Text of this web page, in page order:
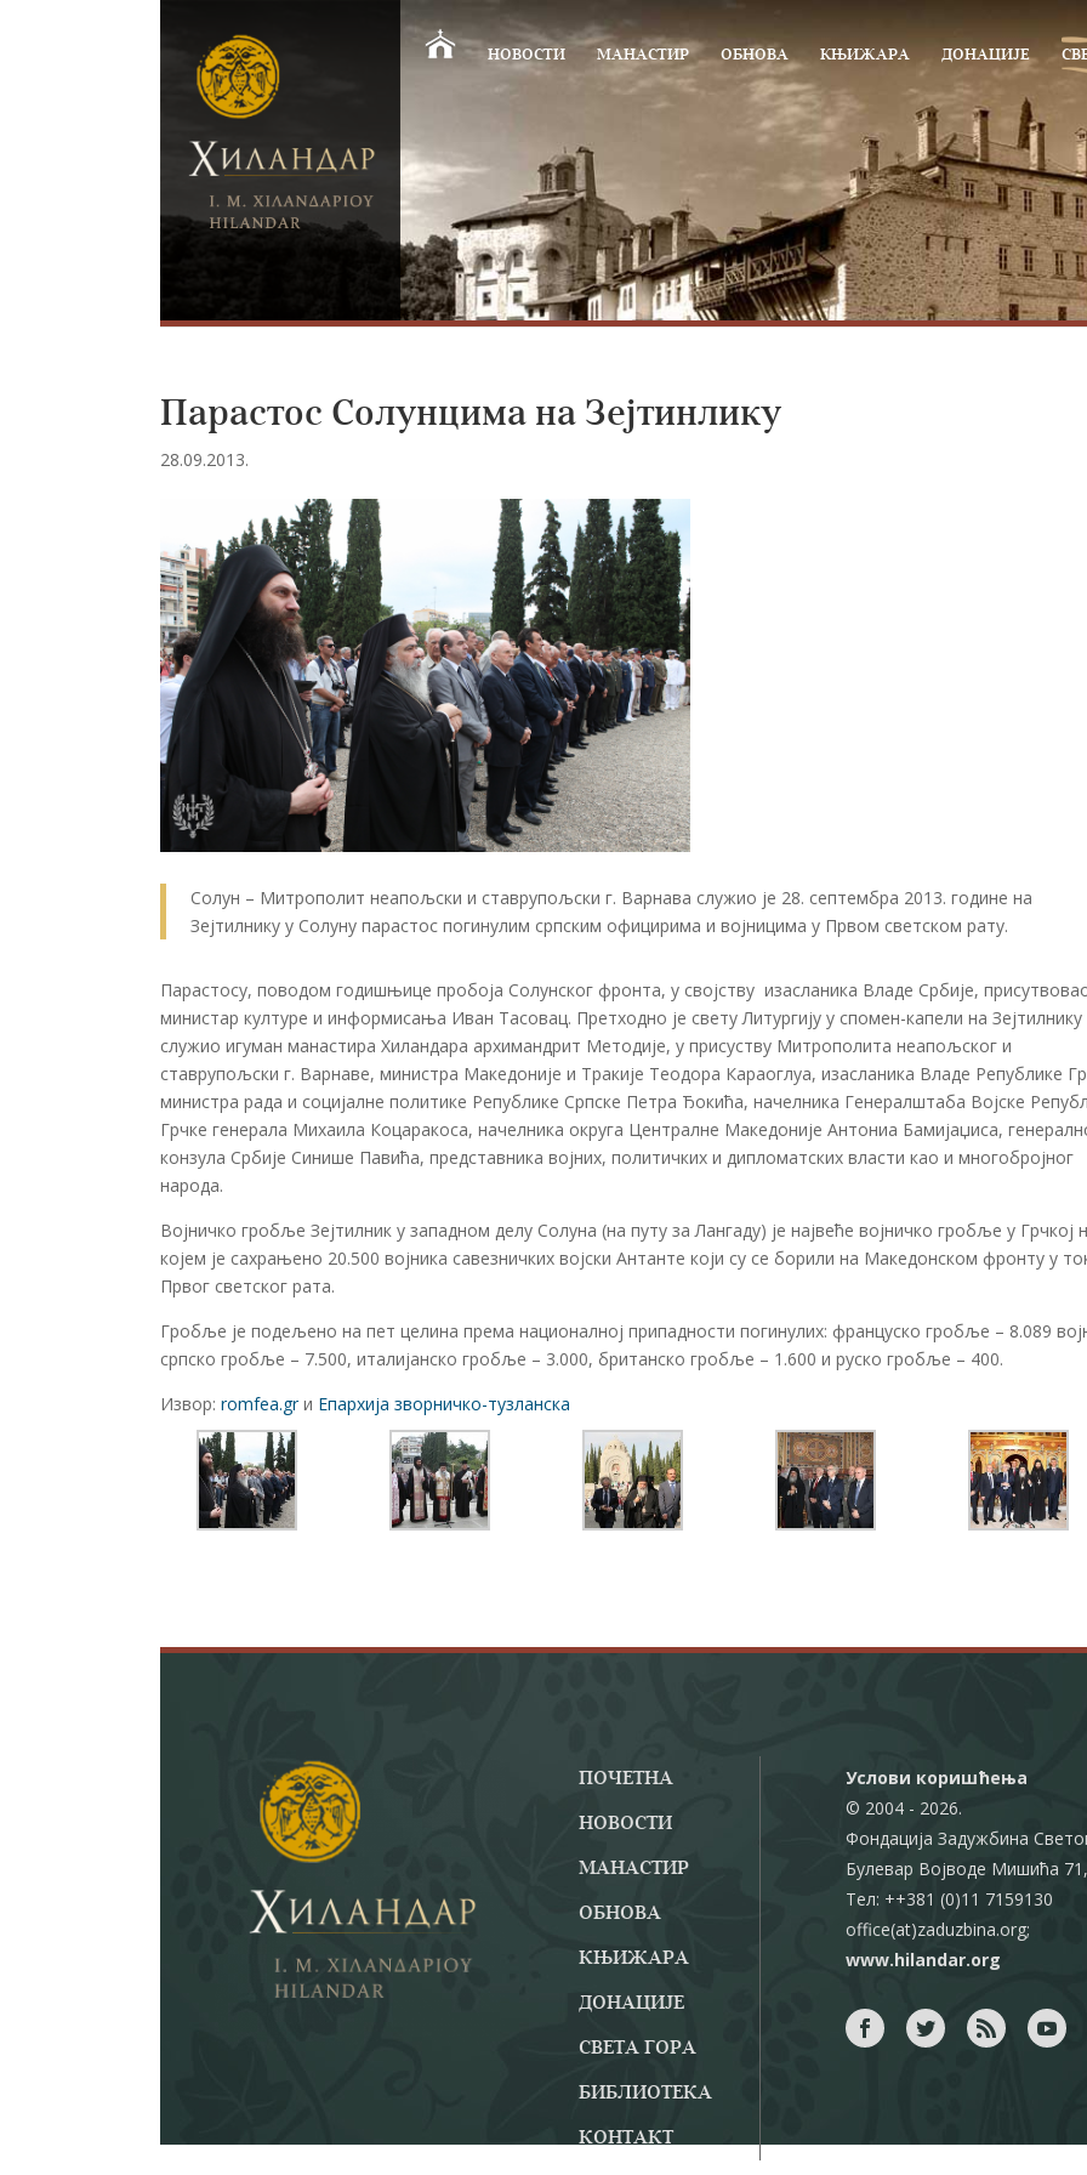
НОВОСТИ МАНАСТИР ОБНОВА КЊИЖАРА ДОНАЦИЈЕ
Парастос Солунцима на Зејтинлику
28.09.2013.
Солун – Митрополит неапољски и ставрупољски г. Варнава служио је 28. септембра 2013. године на
Зејтилнику у Солуну парастос погинулим српским официрима и војницима у Првом светском рату.
Парастосу, поводом годишњице пробоја Солунског фронта, у својству изасланика Владе Србије,
министар културе и информисања Иван Тасовац. Претходно је свету Литургију у спомен-капели на Зејтилнику
служио игуман манастира Хилaндара архимандрит Методије, у присуству Митрополита неапољског и
ставрупољски г. Варнаве, министра Македоније и Тракије Теодора Караоглуа, изасланика Владе Републике
министра рада и социјалне политике Републике Српске Петра Ђокића, начелника Генералштаба Војске
Грчке генерала Михаила Коцаракоса, начелника округа Централне Македоније Антониа Бамијаџиса,
конзула Србије Синише Павића, представника војних, политичких и дипломатских власти као и многобројног
народа.
Војничко гробље Зејтилник у западном делу Солуна (на путу за Лангаду) је највеће војничко гробље у Грчкој
којем је сахрањено 20.500 војника савезничких војски Антанте који су се борили на Македонском фронту у
Првог светског рата.
Гробље је подељено на пет целина према националној припадности погинулих: француско гробље – 8.089
српско гробље – 7.500, италијанско гробље – 3.000, британско гробље – 1.600 и руско гробље – 400.
Извор: romfea.grи Епархија зворничко-тузланска
ПОЧЕТНА
НОВОСТИ
МАНАСТИР
ОБНОВА
КЊИЖАРА
ДОНАЦИЈЕ
СВЕТА ГОРА
БИБЛИОТЕКА
КОНТАКТ
Услови коришћења
© 2004 - 2026.
Фондација Задужбина
Булевар Војводе Мишића
Тел: ++381 (0)11 7159130
office(at)zaduzbina.org;
www.hilandar.org